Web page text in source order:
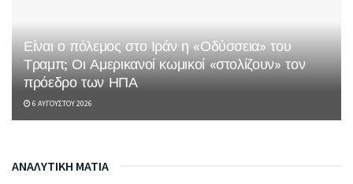
Είναι ο πόλεμος στο Ιράν η «Οδύσσεια» του
Τραμπ; Οι Αμερικανοί κωμικοί «στολίζουν» τον
πρόεδρο των ΗΠΑ
6 ΑΥΓΟΎΣΤΟΥ 2026
ΑΝΑΛΥΤΙΚΗ ΜΑΤΙΑ